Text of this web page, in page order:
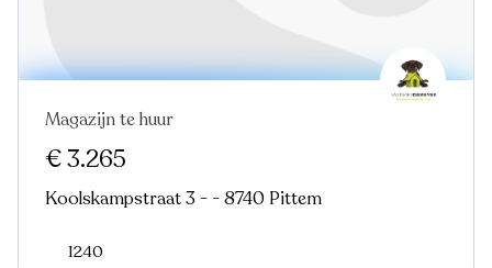
Magazijn te huur
€ 3.265
Koolskampstraat 3 - - 8740 Pittem
1240